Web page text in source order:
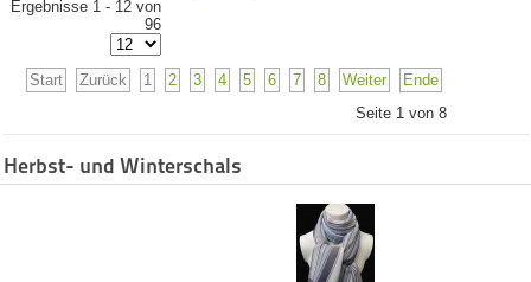
Ergebnisse 1 - 12 von
96
Start Zurück 1 2 3 4 5 6 7 8 Weiter
Ende
Seite 1 von 8
Herbst- und Winterschals